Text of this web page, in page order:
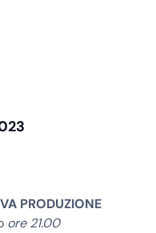
PRODUZIONE
ore 21.00